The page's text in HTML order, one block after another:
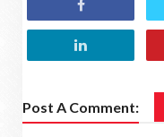
Post A Comment: